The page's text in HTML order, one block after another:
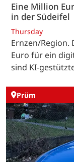
Eine Million
in der Südeifel
Thursday
Ernzen/Region.
Euro für ein
sind KI-
Prüm